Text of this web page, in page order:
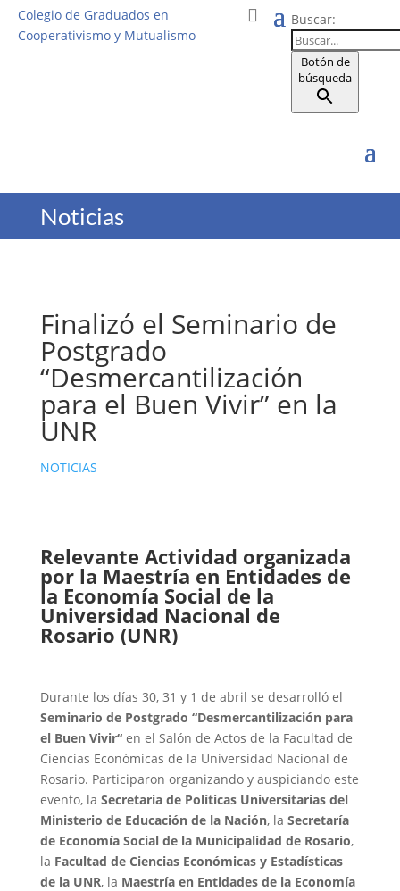
Colegio de Graduados en
Cooperativismo y Mutualismo
Buscar:
Botón de
búsqueda
Noticias
Finalizó el Seminario de
Postgrado
“Desmercantilización
para el Buen Vivir” en la
UNR
NOTICIAS
Relevante Actividad organizada
por la Maestría en Entidades de
la Economía Social de la
Universidad Nacional de
Rosario (UNR)
Durante los días 30, 31 y 1 de abril se desarrolló el
Seminario de Postgrado “Desmercantilización para
el Buen Vivir“ en el Salón de Actos de la Facultad de
Ciencias Económicas de la Universidad Nacional de
Rosario. Participaron organizando y auspiciando este
evento, la Secretaria de Políticas Universitarias del
Ministerio de Educación de la Nación, la Secretaría
de Economía Social de la Municipalidad de Rosario,
la Facultad de Ciencias Económicas y Estadísticas
de la UNR, la Maestría en Entidades de la Economía